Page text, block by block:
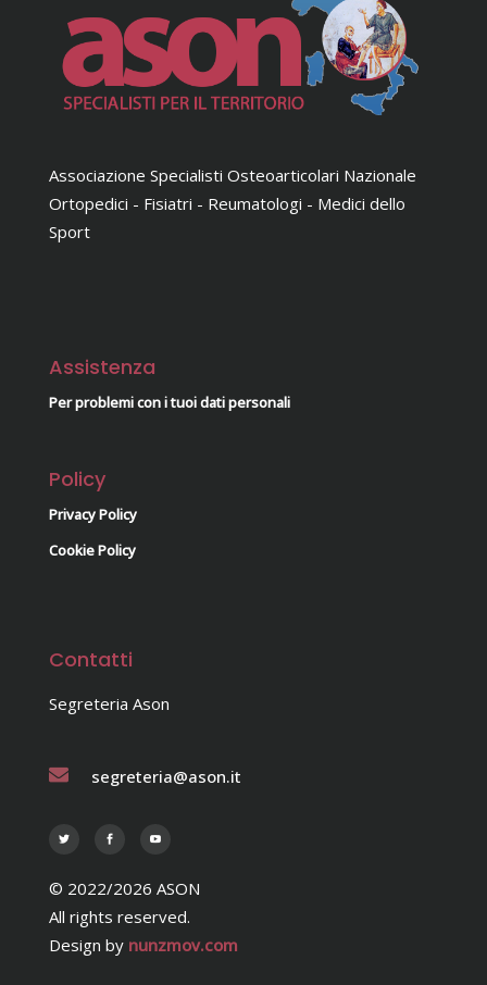
Associazione Specialisti Osteoarticolari Nazionale
Ortopedici - Fisiatri - Reumatologi - Medici dello
Sport
Assistenza
Per problemi con i tuoi dati personali
Policy
Privacy Policy
Cookie Policy
Contatti
Segreteria Ason
segreteria@ason.it
© 2022/2026 ASON
All rights reserved.
Design by nunzmov.com